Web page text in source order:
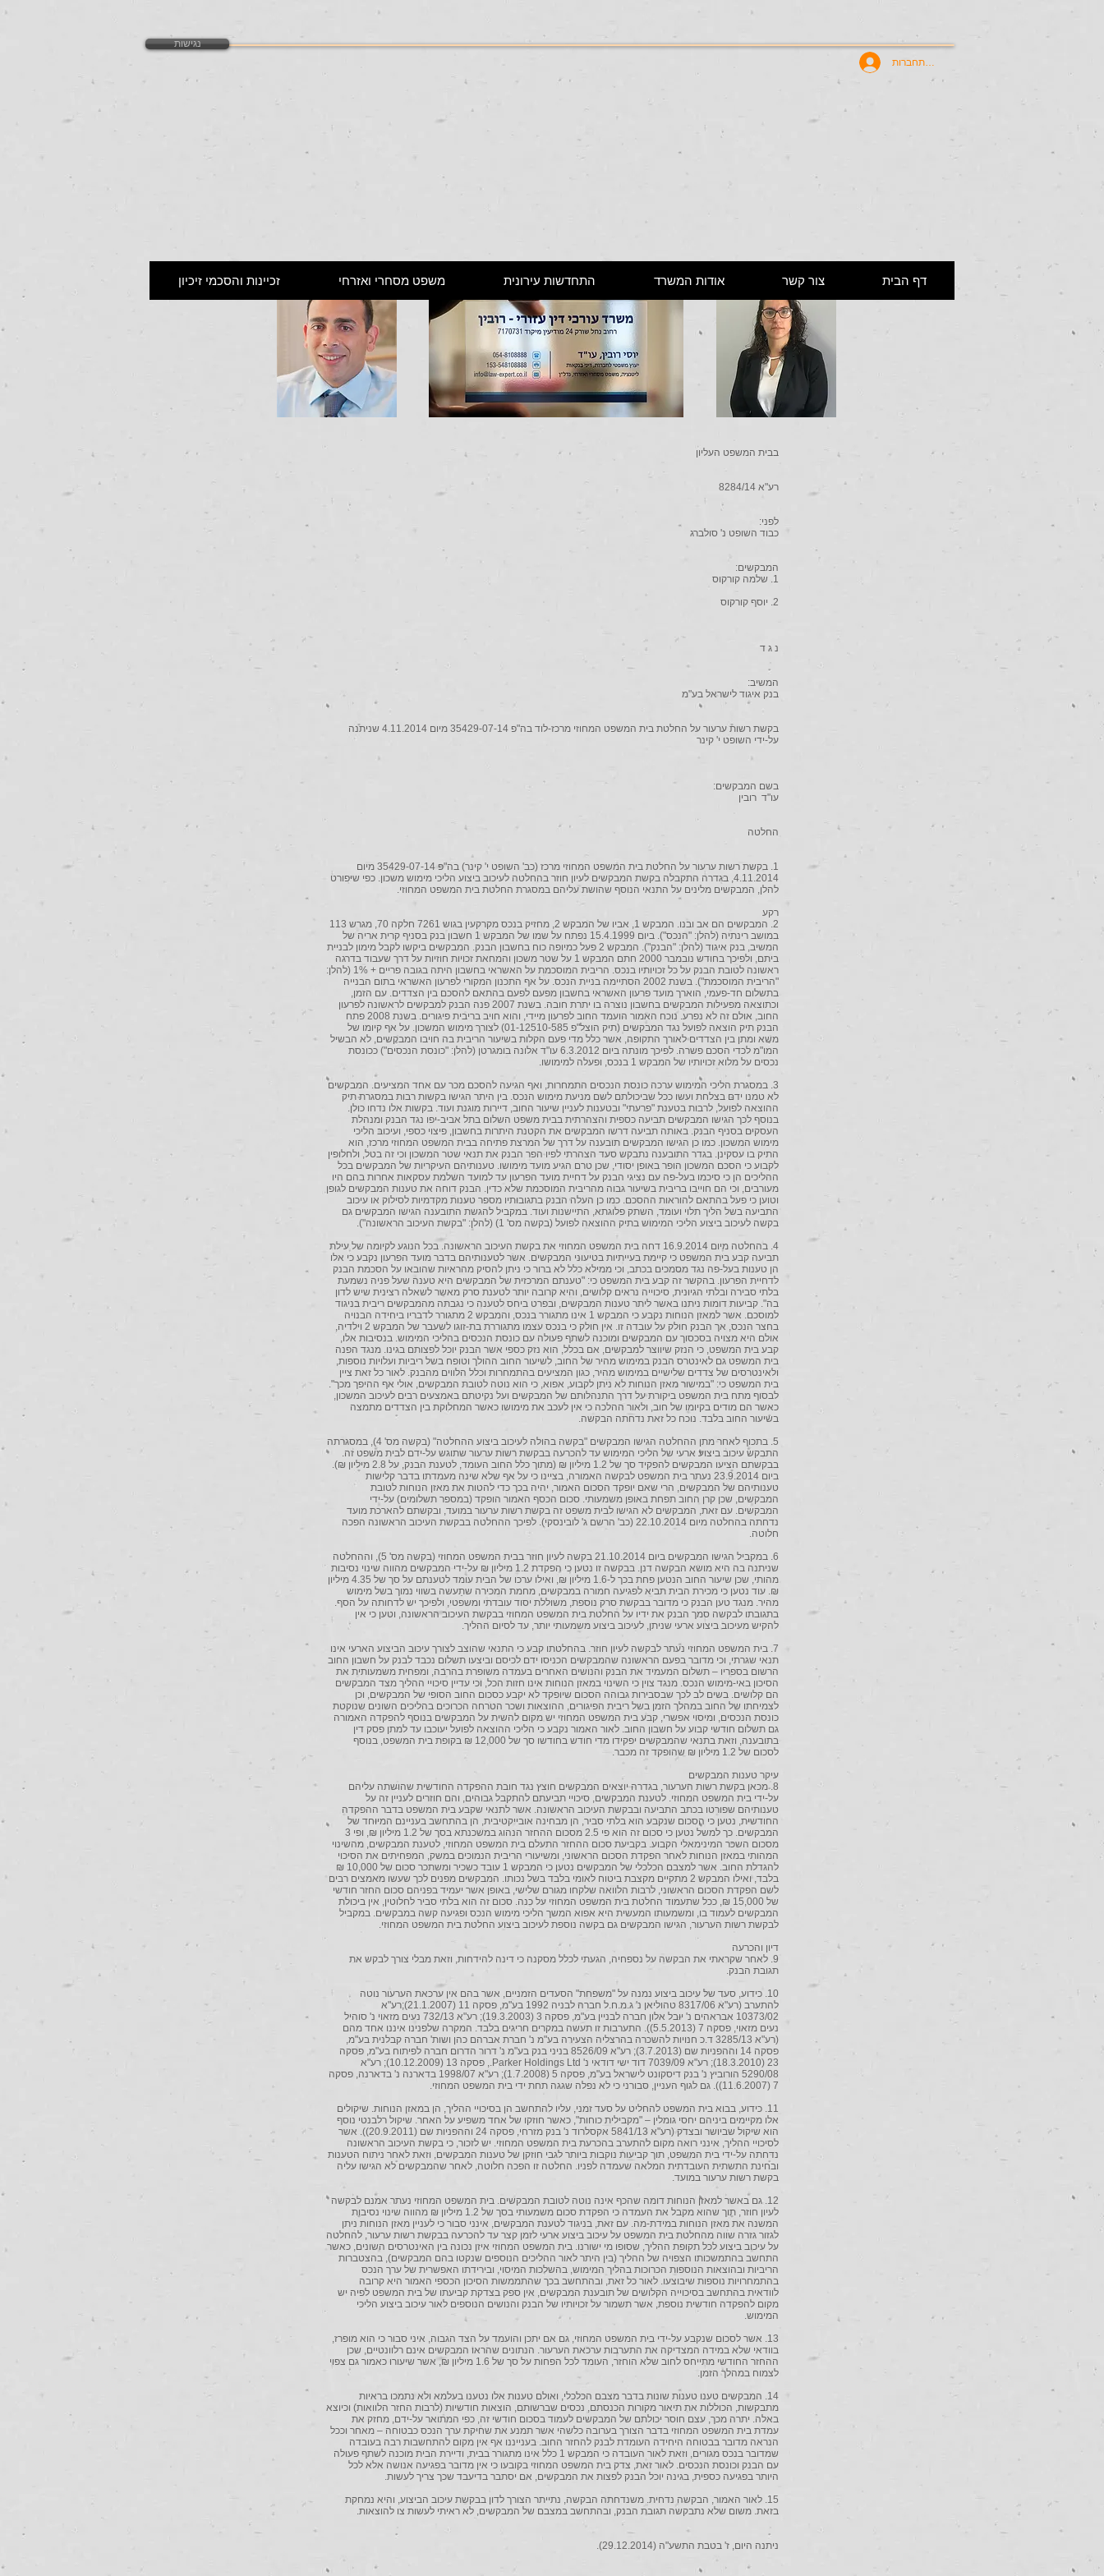
להתחברות
בבית המשפט העליון
רע"א 8284/14
לפני:
כבוד השופט נ' סולברג
המבקשים:
1. שלמה קורקוס
2. יוסף קורקוס
נ ג ד
המשיב:
בנק איגוד לישראל בע"מ
בקשת רשות ערעור על החלטת בית המשפט המחוזי מרכז-לוד בה"פ 35429-07-14 מיום 4.11.2014 שניתנה
על-ידי השופט י' קינר
בשם המבקשים:
עו"ד רובין
החלטה
1. בקשת רשות ערעור על החלטת בית המשפט המחוזי מרכז (כב' השופט י' קינר) בה"פ 35429-07-14 מיום
4.11.2014, בגדרה התקבלה בקשת המבקשים לעיון חוזר בהחלטה לעיכוב ביצוע הליכי מימוש משכון. כפי שיפורט
להלן, המבקשים מלינים על התנאי הנוסף שהושת עליהם במסגרת החלטת בית המשפט המחוזי.
רקע
2. המבקשים הם אב ובנו. המבקש 1, אביו של המבקש 2, מחזיק בנכס מקרקעין בגוש 7261 חלקה 70, מגרש 113
במושב רינתיה (להלן: "הנכס"). ביום 15.4.1999 נפתח על שמו של המבקש 1 חשבון בנק בסניף קרית אריה של
המשיב, בנק איגוד (להלן: "הבנק"). המבקש 2 פעל כמיופה כוח בחשבון הבנק. המבקשים ביקשו לקבל מימון לבניית
ביתם, ולפיכך בחודש נובמבר 2000 חתם המבקש 1 על שטר משכון והמחאת זכויות חוזיות על דרך שעבוד בדרגה
ראשונה לטובת הבנק על כל זכויותיו בנכס. הריבית המוסכמת על האשראי בחשבון היתה בגובה פריים + 1% (להלן:
"הריבית המוסכמת"). בשנת 2002 הסתיימה בניית הנכס. על אף התכנון המקורי לפרעון האשראי בתום הבנייה
בתשלום חד-פעמי, הוארך מועד פרעון האשראי בחשבון מפעם לפעם בהתאם להסכם בין הצדדים. עם הזמן,
וכתוצאה מפעילות המבקשים בחשבון נוצרה בו יתרת חובה. בשנת 2007 פנה הבנק למבקשים לראשונה לפרעון
החוב, אולם זה לא נפרע. נוכח האמור הועמד החוב לפרעון מיידי, והוא חויב בריבית פיגורים. בשנת 2008 פתח
הבנק תיק הוצאה לפועל נגד המבקשים (תיק הוצל"פ 01-12510-585) לצורך מימוש המשכון. על אף קיומו של
משא ומתן בין הצדדים לאורך התקופה, אשר כלל מדי פעם הקלות בשיעור הריבית בה חויבו המבקשים, לא הבשיל
המו"מ לכדי הסכם פשרה. לפיכך מונתה ביום 6.3.2012 עו"ד אלונה בומגרטן (להלן: "כונסת הנכסים") ככונסת
נכסים על מלוא זכויותיו של המבקש 1 בנכס, ופעלה למימושו.
3. במסגרת הליכי המימוש ערכה כונסת הנכסים התמחרות, ואף הגיעה להסכם מכר עם אחד המציעים. המבקשים
לא טמנו ידם בצלחת ועשו ככל שביכולתם לשם מניעת מימוש הנכס. בין היתר הגישו בקשות רבות במסגרת תיק
ההוצאה לפועל, לרבות בטענת "פרעתי" ובטענות לעניין שיעור החוב, דיירות מוגנת ועוד. בקשות אלו נדחו כולן.
בנוסף לכך הגישו המבקשים תביעה כספית והצהרתית בבית משפט השלום בתל אביב-יפו נגד הבנק ומנהלת
העסקים בסניף הבנק. באותה תביעה דרשו המבקשים את הקטנת היתרות בחשבון, פיצוי כספי, ועיכוב הליכי
מימוש המשכון. כמו כן הגישו המבקשים תובענה על דרך של המרצת פתיחה בבית המשפט המחוזי מרכז, הוא
התיק בו עסקינן. בגדר התובענה נתבקש סעד הצהרתי לפיו הפר הבנק את תנאי שטר המשכון וכי זה בטל, ולחלופין
לקבוע כי הסכם המשכון הופר באופן יסודי, שכן טרם הגיע מועד מימושו. טענותיהם העיקריות של המבקשים בכל
ההליכים הן כי סיכמו בעל-פה עם נציגי הבנק על דחיית מועד הפרעון עד למועד השלמת עסקאות אחרות בהם היו
מעורבים, וכי הם חוייבו בריבית בשיעור גבוה מהריבית המוסכמת שלא כדין. הבנק דוחה את טענות המבקשים לגופן
וטוען כי פעל בהתאם להוראות ההסכם. כמו כן העלה הבנק בתגובותיו מספר טענות מקדמיות לסילוק או עיכוב
התביעה בשל הליך תלוי ועומד, השתק פלוגתא, התיישנות ועוד. במקביל להגשת התובענה הגישו המבקשים גם
בקשה לעיכוב ביצוע הליכי המימוש בתיק ההוצאה לפועל (בקשה מס' 1) (להלן: "בקשת העיכוב הראשונה").
4. בהחלטה מיום 16.9.2014 דחה בית המשפט המחוזי את בקשת העיכוב הראשונה. בכל הנוגע לקיומה של עילת
תביעה קבע בית המשפט כי קיימת בעייתיות בטיעוני המבקשים. אשר לטענותיהם בדבר מועד הפרעון נקבע כי אלו
הן טענות בעל-פה נגד מסמכים בכתב, וכי ממילא כלל לא ברור כי ניתן להסיק מהראיות שהובאו על הסכמת הבנק
לדחיית הפרעון. בהקשר זה קבע בית המשפט כי: "טענתם המרכזית של המבקשים היא טענה שעל פניה נשמעת
בלתי סבירה ובלתי הגיונית, סיכוייה נראים קלושים, והיא קרובה יותר לטענת סרק מאשר לשאלה רצינית שיש לדון
בה". קביעות דומות ניתנו באשר ליתר טענות המבקשים, ובפרט ביחס לטענה כי נגבתה מהמבקשים ריבית בניגוד
למוסכם. אשר למאזן הנוחות נקבע כי המבקש 1 אינו מתגורר בנכס, והמבקש 2 מתגורר לדבריו ביחידה הבנויה
בחצר הנכס, אך הבנק חולק על עובדה זו. אין חולק כי בנכס עצמו מתגוררת בת-זוגו לשעבר של המבקש 2 וילדיה,
אולם היא מצויה בסכסוך עם המבקשים ומוכנה לשתף פעולה עם כונסת הנכסים בהליכי המימוש. בנסיבות אלו,
קבע בית המשפט, כי הנזק שיווצר למבקשים, אם בכלל, הוא נזק כספי אשר הבנק יוכל לפצותם בגינו. מנגד הפנה
בית המשפט גם לאינטרס הבנק במימוש מהיר של החוב, לשיעור החוב ההולך וטופח בשל ריביות ועלויות נוספות,
ולאינטרסים של צדדים שלישיים במימוש מהיר, כגון המציעים בהתמחרות וכלל הלווים מהבנק. לאור כל זאת ציין
בית המשפט כי: "במישור מאזן הנוחות לא ניתן לקבוע, אפוא, כי הוא נוטה לטובת המבקשים, אולי אף ההיפך מכך".
לבסוף מתח בית המשפט ביקורת על דרך התנהלותם של המבקשים ועל נקיטתם באמצעים רבים לעיכוב המשכון,
כאשר הם מודים בקיומו של חוב, ולאור ההלכה כי אין לעכב את מימושו כאשר המחלוקת בין הצדדים מתמצה
בשיעור החוב בלבד. נוכח כל זאת נדחתה הבקשה.
5. בתכוף לאחר מתן ההחלטה הגישו המבקשים "בקשה בהולה לעיכוב ביצוע ההחלטה" (בקשה מס' 4), במסגרתה
התבקש עיכוב ביצוע ארעי של הליכי המימוש עד להכרעה בבקשת רשות ערעור שתוגש על-ידם לבית משפט זה.
בבקשתם הציעו המבקשים להפקיד סך של 1.2 מיליון ₪ (מתוך כלל החוב העומד, לטענת הבנק, על 2.8 מיליון ₪).
ביום 23.9.2014 נעתר בית המשפט לבקשה האמורה, בציינו כי על אף שלא שינה מעמדתו בדבר קלישות
טענותיהם של המבקשים, הרי שאם יופקד הסכום האמור, יהיה בכך כדי להטות את מאזן הנוחות לטובת
המבקשים, שכן קרן החוב תפחת באופן משמעותי. סכום הכסף האמור הופקד (במספר תשלומים) על-ידי
המבקשים. עם זאת, המבקשים לא הגישו לבית משפט זה בקשת רשות ערעור במועד, ובקשתם להארכת מועד
נדחתה בהחלטה מיום 22.10.2014 (כב' הרשם ג' לובינסקי). לפיכך ההחלטה בבקשת העיכוב הראשונה הפכה
חלוטה.
6. במקביל הגישו המבקשים ביום 21.10.2014 בקשה לעיון חוזר בבית המשפט המחוזי (בקשה מס' 5), וההחלטה
שניתנה בה היא מושא הבקשה דנן. בבקשה זו נטען כי הפקדת 1.2 מיליון ₪ על-ידי המבקשים מהווה שינוי נסיבות
מהותי, שכן שיעור החוב הנטען פחת בכך ל-1.6 מיליון ₪, ואילו ערכו של הבית עומד לטענתם על סך של 4.35 מיליון
₪. עוד נטען כי מכירת הבית תביא לפגיעה חמורה במבקשים, מחמת המכירה שתֵעשה בשווי נמוך בשל מימוש
מהיר. מנגד טען הבנק כי מדובר בבקשת סרק נוספת, משוללת יסוד עובדתי ומשפטי, ולפיכך יש לדחותה על הסף.
בתגובתו לבקשה סמך הבנק את ידיו על החלטת בית המשפט המחוזי בבקשת העיכוב הראשונה, וטען כי אין
להקיש מעיכוב ביצוע ארעי שניתן, לעיכוב ביצוע משמעותי יותר, עד לסיום ההליך.
7. בית המשפט המחוזי נעתר לבקשה לעיון חוזר. בהחלטתו קבע כי התנאי שהוצב לצורך עיכוב הביצוע הארעי אינו
תנאי שגרתי, וכי מדובר בפעם הראשונה שהמבקשים הכניסו ידם לכיסם וביצעו תשלום נכבד לבנק על חשבון החוב
הרשום בספריו – תשלום המעמיד את הבנק והנושים האחרים בעמדה משופרת בהרבה, ומפחית משמעותית את
הסיכון באי-מימוש הנכס. מנגד צוין כי השינוי במאזן הנוחות אינו חזות הכל, וכי עדיין סיכויי ההליך מצד המבקשים
הם קלושים. בשים לב לכך שבסבירות גבוהה הסכום שיופקד לא יקבע כסכום החוב הסופי של המבקשים, וכן
לצמיחתו של החוב במהלך הזמן בשל ריבית הפיגורים, ההוצאות ושכר הטרחה הכרוכים בהליכים השונים שנוקטת
כונסת הנכסים, ומיסוי אפשרי, קבע בית המשפט המחוזי יש מקום להשית על המבקשים בנוסף להפקדה האמורה
גם תשלום חודשי קבוע על חשבון החוב. לאור האמור נקבע כי הליכי ההוצאה לפועל יעוכבו עד למתן פסק דין
בתובענה, וזאת בתנאי שהמבקשים יפקידו מדי חודש בחודשו סך של 12,000 ₪ בקופת בית המשפט, בנוסף
לסכום של 1.2 מיליון ₪ שהופקד זה מכבר.
עיקר טענות המבקשים
8. מכאן בקשת רשות הערעור, בגדרה יוצאים המבקשים חוצץ נגד חובת ההפקדה החודשית שהושתה עליהם
על-ידי בית המשפט המחוזי. לטענת המבקשים, סיכויי תביעתם להתקבל גבוהים, והם חוזרים לעניין זה על
טענותיהם שפורטו בכתב התביעה ובבקשת העיכוב הראשונה. אשר לתנאי שקבע בית המשפט בדבר ההפקדה
החודשית, נטען כי הסכום שנקבע הוא בלתי סביר, הן מבחינה אובייקטיבית, הן בהתחשב בעניינם המיוחד של
המבקשים. כך למשל נטען כי סכום זה הוא פי 2.5 מסכום ההחזר הנהוג במשכנתא בסך של 1.2 מיליון ₪, ופי 3
מסכום השכר המינימאלי הקבוע. בקביעת סכום ההחזר התעלם בית המשפט המחוזי, לטענת המבקשים, מהשינוי
המהותי במאזן הנוחות לאחר הפקדת הסכום הראשוני, ומשיעורי הריבית הנמוכים במשק, המפחיתים את הסיכוי
להגדלת החוב. אשר למצבם הכלכלי של המבקשים נטען כי המבקש 1 עובד כשכיר ומשתכר סכום של 10,000 ₪
בלבד, ואילו המבקש 2 מתקיים מקצבת ביטוח לאומי בלבד בשל נכותו. המבקשים מפנים לכך שעשו מאמצים רבים
לשם הפקדת הסכום הראשוני, לרבות הלוואה שלקחו מגורם שלישי, באופן אשר יעמיד בפניהם סכום החזר חודשי
של 15,000 ₪, ככל שתעמוד החלטת בית המשפט המחוזי על כנה. סכום זה הוא בלתי סביר לחלוטין, אין ביכולת
המבקשים לעמוד בו, ומשמעותו המעשית היא אפוא המשך הליכי מימוש הנכס ופגיעה קשה במבקשים. במקביל
לבקשת רשות הערעור, הגישו המבקשים גם בקשה נוספת לעיכוב ביצוע החלטת בית המשפט המחוזי.
דיון והכרעה
9. לאחר שקראתי את הבקשה על נספחיה, הגעתי לכלל מסקנה כי דינה להידחות, וזאת מבלי צורך לבקש את
תגובת הבנק.
10. כידוע, סעד של עיכוב ביצוע נמנה על "משפחת" הסעדים הזמניים, אשר בהם אין ערכאת הערעור נוטה
להתערב (רע"א 8317/06 טהוליאן נ' ג.מ.ח.ל חברה לבניה 1992 בע"מ, פסקה 11 (21.1.2007);רע"א
10373/02 אבראהים נ' יובל אלון חברה לבניין בע"מ, פסקה 3 (19.3.2003); רע"א 732/13 נעים מזאוי נ' סוהיל
נעים מזאוי, פסקה 7 (5.5.2013)). התערבות זו תעשה במקרים חריגים בלבד. המקרה שלפנינו איננו אחד מהם
(רע"א 3285/13 ד.כ חנויות להשכרה בהרצליה הצעירה בע"מ נ' חברת אברהם כהן ושות' חברה קבלנית בע"מ,
פסקה 14 וההפניות שם (3.7.2013); רע"א 8526/09 בניני בנק בע"מ נ' דרור הדרום חברה לפיתוח בע"מ, פסקה
23 (18.3.2010); רע"א 7039/09 דוד ישי דודאי נ' Parker Holdings Ltd., פסקה 13 (10.12.2009); רע"א
5290/08 הורוביץ נ' בנק דיסקונט לישראל בע"מ, פסקה 5 (1.7.2008); רע"א 1998/07 בדארנה נ' בדארנה, פסקה
7 (11.6.2007)). גם לגוף העניין, סבורני כי לא נפלה שגגה תחת ידי בית המשפט המחוזי.
11. כידוע, בבוא בית המשפט להחליט על סעד זמני, עליו להתחשב הן בסיכויי ההליך, הן במאזן הנוחות. שיקולים
אלו מקיימים ביניהם יחסי גומלין – "מקבילית כוחות", כאשר חוזקו של אחד משפיע על האחר. שיקול רלבנטי נוסף
הוא שיקול שביושר ובצדק (רע"א 5841/13 אקסלרוד נ' בנק מזרחי, פסקה 24 וההפניות שם (20.9.2011)). אשר
לסיכויי ההליך, אינני רואה מקום להתערב בהכרעת בית המשפט המחוזי. יש לזכור, כי בקשת העיכוב הראשונה
נדחתה על-ידי בית המשפט, תוך קביעות נוקבות ביותר לגבי חוזקן של טענות המבקשים, וזאת לאחר ניתוח הטענות
ובחינת התשתית העובדתית המלאה שעמדה לפניו. החלטה זו הפכה חלוטה, לאחר שהמבקשים לא הגישו עליה
בקשת רשות ערעור במועד.
12. גם באשר למאזן הנוחות דומה שהכף אינה נוטה לטובת המבקשים. בית המשפט המחוזי נעתר אמנם לבקשה
לעיון חוזר, תוך שהוא מקבל את העמדה כי הפקדת סכום משמעותי בסך של 1.2 מיליון ₪ מהווה שינוי נסיבות
המשנה את מאזן הנוחות במידת-מה. עם זאת, בניגוד לטענת המבקשים, אינני סבור כי לעניין מאזן הנוחות ניתן
לגזור גזרה שווה מהחלטת בית המשפט על עיכוב ביצוע ארעי לזמן קצר עד להכרעה בבקשת רשות ערעור, להחלטה
על עיכוב ביצוע לכל תקופת ההליך, שסופו מי ישורנו. בית המשפט המחוזי איזן נכונה בין האינטרסים השונים, כאשר
התחשב בהתמשכותו הצפויה של ההליך (בין היתר לאור ההליכים הנוספים שנקטו בהם המבקשים), בהצטברות
הריביות ובהוצאות הנוספות הכרוכות בהליך המימוש, בהשלכות המיסוי, ובירידתו האפשרית של ערך הנכס
בהתמחרויות נוספות שיבוצעו. לאור כל זאת, ובהתחשב בכך שהתממשות הסיכון הכספי האמור היא קרובה
לוודאית בהתחשב בסיכוייה הקלושים של תובענת המבקשים, אין ספק בצדקת קביעתו של בית המשפט לפיה יש
מקום להפקדה חודשית נוספת, אשר תשמור על זכויותיו של הבנק והנושים הנוספים לאור עיכוב ביצוע הליכי
המימוש.
13. אשר לסכום שנקבע על-ידי בית המשפט המחוזי, גם אם יתכן והועמד על הצד הגבוה, איני סבור כי הוא מופרז,
בוודאי שלא במידה המצדיקה את התערבות ערכאת הערעור. הנתונים שהראו המבקשים אינם רלוונטיים, שכן
ההחזר החודשי מתייחס לחוב שלא הוחזר, העומד לכל הפחות על סך של 1.6 מיליון ₪, אשר שיעורו כאמור גם צפוי
לצמוח במהלך הזמן.
14. המבקשים טענו טענות שונות בדבר מצבם הכלכלי, ואולם טענות אלו נטענו בעלמא ולא נתמכו בראיות
מתבקשות, הכוללות את תיאור מקורות הכנסתם, נכסים שברשותם, הוצאות חודשיות (לרבות החזר הלוואות) וכיוצא
באלה. יתרה מכך, עצם חוסר יכולתם של המבקשים לעמוד בסכום חודשי זה, כפי המתואר על-ידם, מחזק את
עמדת בית המשפט המחוזי בדבר הצורך בערובה כלשהי אשר תמנע את שחיקת ערך הנכס כבטוחה – מאחר וככל
הנראה מדובר בבטוחה היחידה העומדת לבנק להחזר החוב. בענייננו אף אין מקום להתחשבות רבה בעובדה
שמדובר בנכס מגורים, וזאת לאור העובדה כי המבקש 1 כלל אינו מתגורר בבית, ודיירת הבית מוכנה לשתף פעולה
עם הבנק וכונסת הנכסים. לאור זאת, צדק בית המשפט המחוזי בקובעו כי אין מדובר בפגיעה אנושה אלא לכל
היותר בפגיעה כספית, בגינה יוכל הבנק לפצות את המבקשים, אם יסתבר בדיעבד שכך צריך לעשות.
15. לאור האמור, הבקשה נדחית. משנדחתה הבקשה, נתייתר הצורך לדון בבקשת עיכוב הביצוע, והיא נמחקת
בזאת. משום שלא נתבקשה תגובת הבנק, ובהתחשב במצבם של המבקשים, לא ראיתי לעשות צו להוצאות.
ניתנה היום, ‏ז' בטבת התשע"ה (‏29.12.2014).
זכיינות והסכמי זיכיון משפט מסחרי ואזרחי התחדשות עירונית אודות המשרד צור קשר דף הבית
נגישות